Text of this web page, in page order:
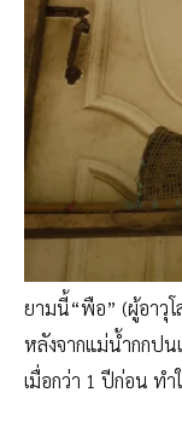
ยามนี้“พือ” (ผู้อาวุ
หลังจากแม่น้ำกกปน
เมื่อกว่า 1 ปีก่อน ท